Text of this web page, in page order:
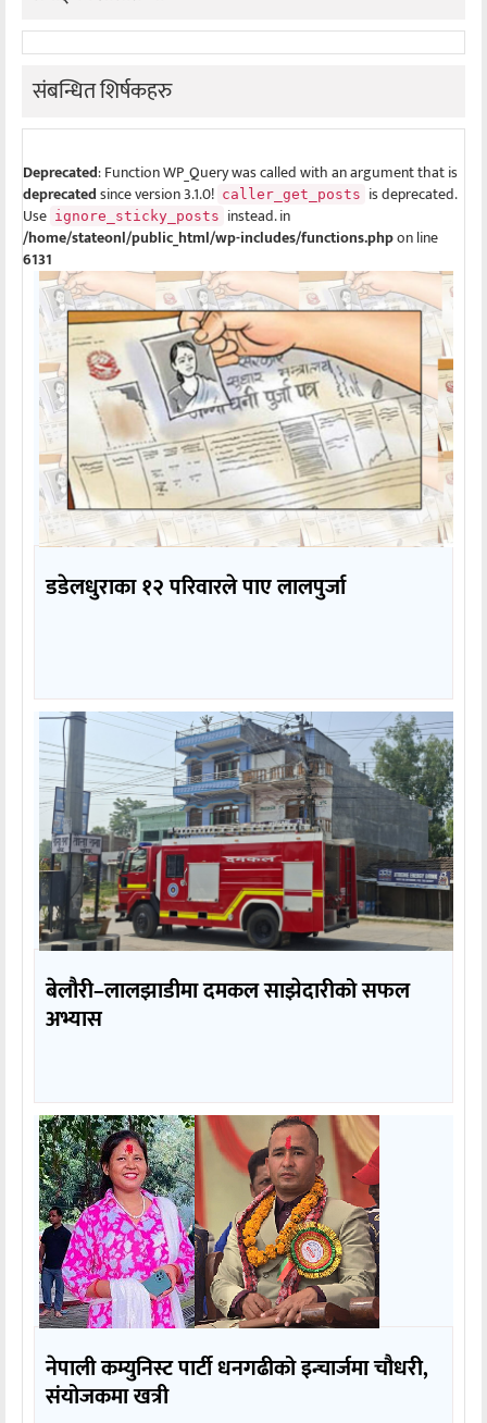
संबन्धित शिर्षकहरु
Deprecated: Function WP_Query was called with an argument that is
deprecatedsince version 3.1.0! caller_get_posts is deprecated.
Use ignore_sticky_posts instead. in
/home/stateonl/public_html/wp-includes/functions.phpon line
6131
डडेलधुराका १२ परिवारले पाए लालपुर्जा
बेलौरी–लालझाडीमा दमकल साझेदारीको सफल
अभ्यास
नेपाली कम्युनिस्ट पार्टी धनगढीको इन्चार्जमा चौधरी,
संयोजकमा खत्री